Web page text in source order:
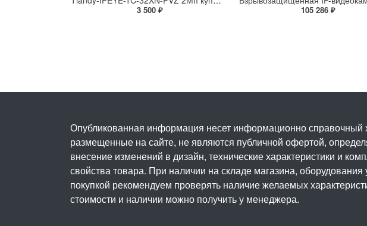
3 500 ₽ 105 286 ₽
Опубликованная информация несет информационно
размещенные на сайте, не являются публичной офертой,
внесение изменений в дизайн, технические характеристики и
свойства товара. При наличии на складе магазина,
покупкой рекомендуем проверять наличие желаемых
стоимости и наличии можно получить у менеджера.